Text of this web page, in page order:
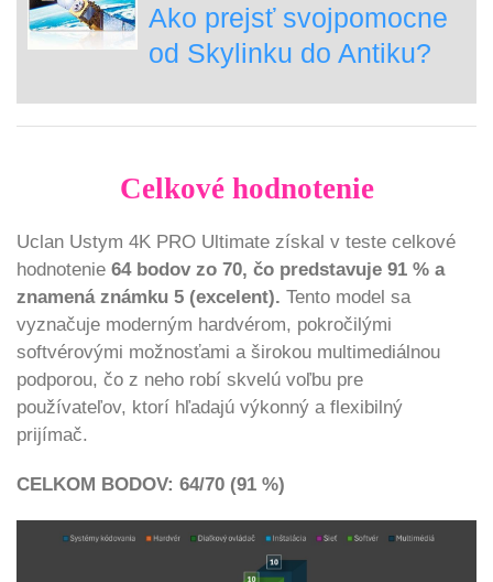
Ako prejsť svojpomocne
od Skylinku do Antiku?
Celkové hodnotenie
Uclan Ustym 4K PRO Ultimate získal v teste celkové
hodnotenie 64 bodov zo 70, čo predstavuje 91 % a
znamená známku 5 (excelent). Tento model sa
vyznačuje moderným hardvérom, pokročilými
softvérovými možnosťami a širokou multimediálnou
podporou, čo z neho robí skvelú voľbu pre
používateľov, ktorí hľadajú výkonný a flexibilný
prijímač.
CELKOM BODOV: 64/70 (91 %)